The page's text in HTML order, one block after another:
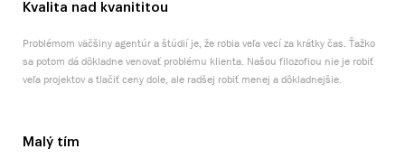
Kvalita nad kvanititou
Problémom väčšiny agentúr a štúdií je, že robia veľa vecí za krátky čas. Ťažko
sa potom dá dôkladne venovať problému klienta. Našou filozofiou nie je robiť
veľa projektov a tlačiť ceny dole, ale radšej robiť menej a dôkladnejšie.
Malý tím